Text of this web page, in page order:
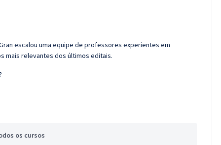
escalou uma equipe de professores experientes em
mais relevantes dos últimos editais.
os cursos